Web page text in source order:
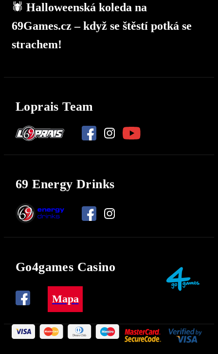
🕷️ Halloweenská koleda na
69Games.cz – když se štěstí potká se
strachem!
Loprais Team
69 Energy Drinks
Go4games Casino
Mapa